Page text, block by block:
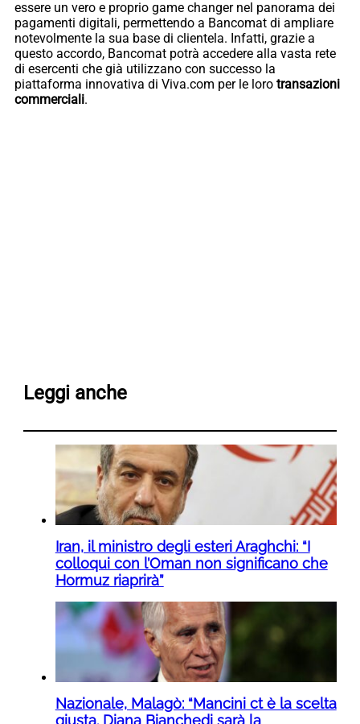
essere un vero e proprio game changer nel panorama dei
pagamenti digitali, permettendo a Bancomat di ampliare
notevolmente la sua base di clientela. Infatti, grazie a
questo accordo, Bancomat potrà accedere alla vasta rete
di esercenti che già utilizzano con successo la
piattaforma innovativa di Viva.com per le loro transazioni
commerciali.
Leggi anche
Iran, il ministro degli esteri Araghchi: “I
colloqui con l’Oman non significano che
Hormuz riaprirà”
Nazionale, Malagò: “Mancini ct è la scelta
giusta. Diana Bianchedi sarà la